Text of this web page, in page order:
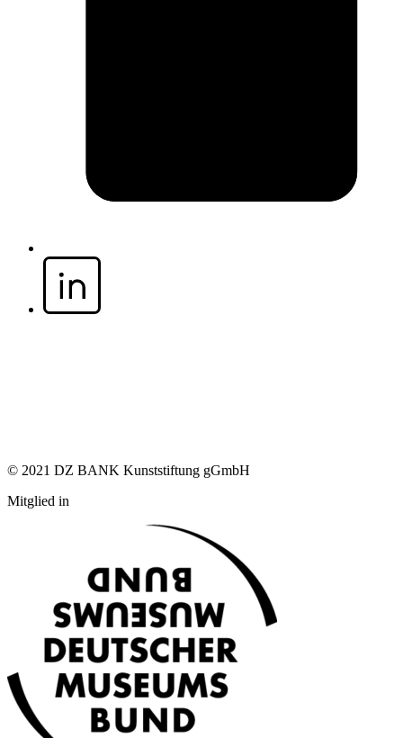
© 2021 DZ BANK Kunststiftung gGmbH
Mitglied in